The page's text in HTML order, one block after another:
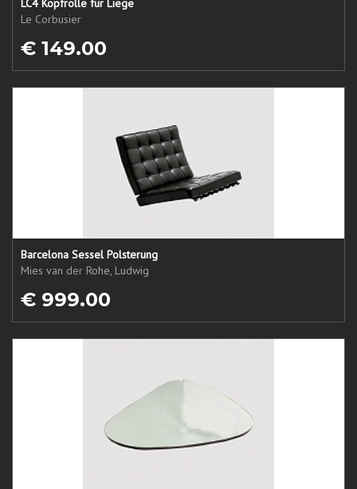
LC4 Kopfrolle für Liege
Le Corbusier
€ 149.00
Barcelona Sessel Polsterung
Mies van der Rohe, Ludwig
€ 999.00